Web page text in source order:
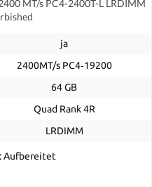
MT/s PC4-2400T-L LRDIMM
ja
2400MT/s PC4‑19200
64 GB
Quad Rank 4R
LRDIMM
Aufbereitet